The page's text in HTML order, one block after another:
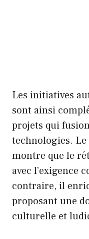
Les initiatives
sont ainsi
projets qui
technologies.
montre que le
avec l’exigence
contraire, il
proposant une
culturelle et